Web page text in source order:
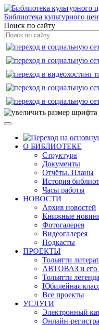
Библиотека культурного
Поиск по сайту
О БИБЛИОТЕКЕ
Структура
Документы
Отчёты. Планы
История
Часы работы
НОВОСТИ
Архив новостей
Книжные
Фотогалерея
Видеогалерея
Подкасты
ПРОЕКТЫ
Тольятти
АВТОВАЗ и его
Тольятти
Юбилейная
Все проекты
УСЛУГИ
Электронный
Онлайн-